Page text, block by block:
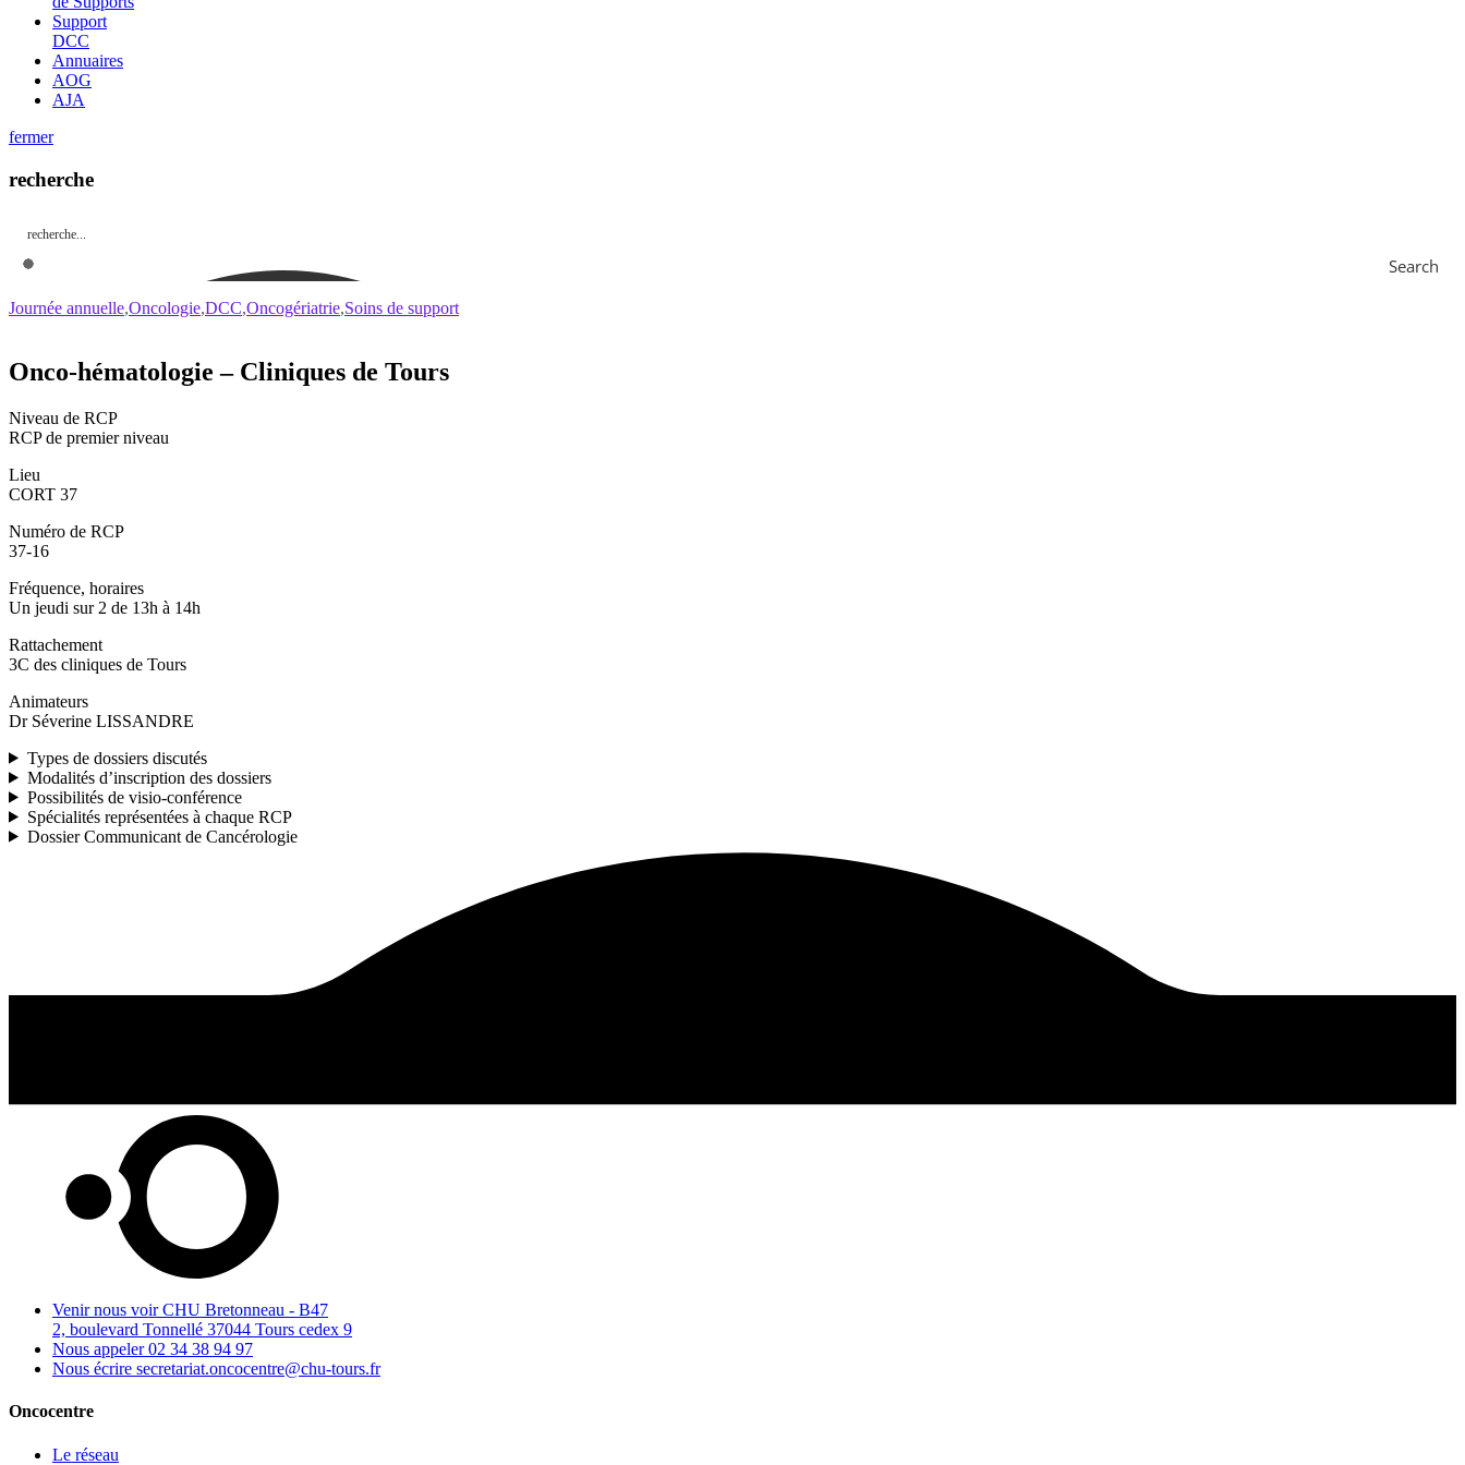
Support
DCC
Annuaires
AOG
AJA
fermer
recherche
Search
Journée annuelle Oncologie DCC Oncogériatrie Soins de support
Onco-hématologie – Cliniques de Tours
Niveau de RCP
RCP de premier niveau
Lieu
CORT 37
Numéro de RCP
37-16
Fréquence, horaires
Un jeudi sur 2 de 13h à 14h
Rattachement
3C des cliniques de Tours
Animateurs
Dr Séverine LISSANDRE
Types de dossiers discutés
Modalités d’inscription des dossiers
Possibilités de visio-conférence
Spécialités représentées à chaque RCP
Dossier Communicant de Cancérologie
Venir nous voir CHU Bretonneau - B47
2, boulevard Tonnellé 37044 Tours cedex 9
Nous appeler 02 34 38 94 97
Nous écrire secretariat.oncocentre@chu-tours.fr
Oncocentre
Le réseau